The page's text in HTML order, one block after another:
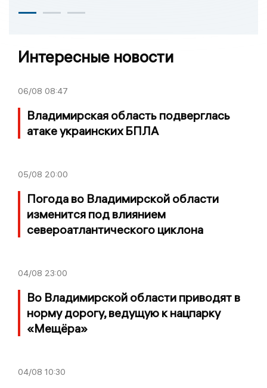
Интересные новости
06/08 08:47
Владимирская область подверглась
атаке украинских БПЛА
05/08 20:00
Погода во Владимирской области
изменится под влиянием
североатлантического циклона
04/08 23:00
Во Владимирской области приводят в
норму дорогу, ведущую к нацпарку
«Мещёра»
04/08 10:30